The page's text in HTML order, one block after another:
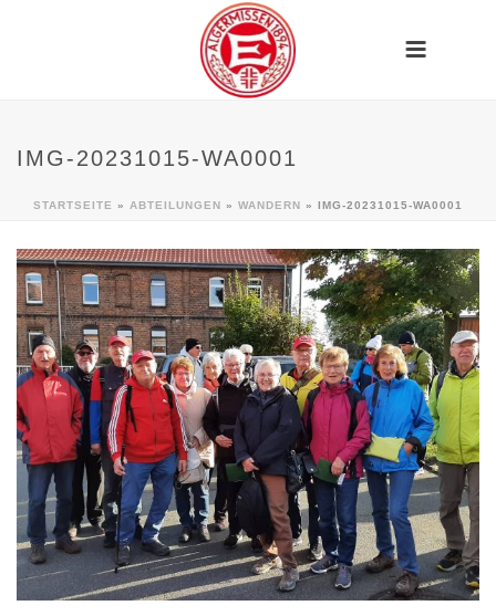
IMG-20231015-WA0001
STARTSEITE » ABTEILUNGEN » WANDERN » IMG-20231015-WA0001